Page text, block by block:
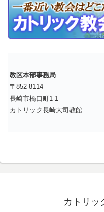
教区本部事務局
〒852-8114
長崎市橋口町1-1
カトリック長崎大司教館
カトリッ